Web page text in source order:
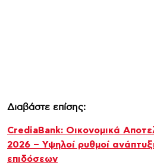
Διαβάστε επίσης:
CrediaBank: Οικονομικά
2026 – Υψηλοί ρυθμοί
επιδόσεων